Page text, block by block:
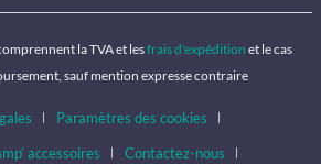
la TVA et lesfrais d'expédition et le cas
sauf mention expresse contraire
Paramètres des cookies
accessoires
Contactez-nous